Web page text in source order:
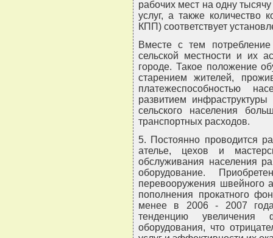
рабочих мест на одну
услуг, а также количество
КПП) соответствует
Вместе с тем
сельской местности и их
городе. Такое положение
старением жителей,
платежеспособностью
развитием
сельского населения
транспортных расходов.
5. Постоянно проводится
ателье, цехов и
обслуживания населения
оборудование.
перевооружения швейного
пополнения прокатного
менее в 2006 - 2007
тенденцию увеличения
оборудования, что